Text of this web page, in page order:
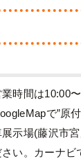
業時間は10:00〜
で”原
展示場(藤沢市
さい。カーナビ